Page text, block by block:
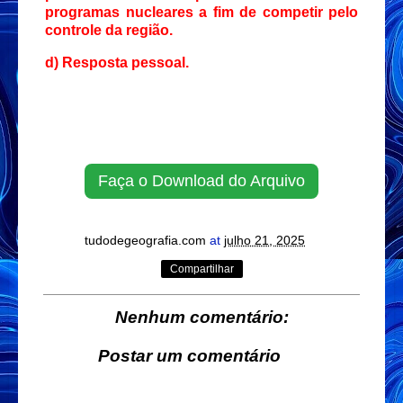
programas nucleares a fim de competir pelo
controle da região.
d) Resposta pessoal.
Faça o Download do Arquivo
tudodegeografia.com at julho 21, 2025
Compartilhar
Nenhum comentário:
Postar um comentário